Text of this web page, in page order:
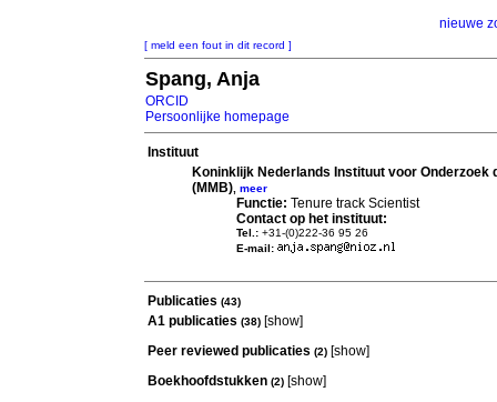
nieuwe
[ meld een fout in dit record ]
Spang, Anja
ORCID
Persoonlijke homepage
Instituut
Koninklijk Nederlands Instituut voor
(MMB) meer
Functie: Tenure track Scientist
Contact op het instituut:
Tel.: +31-(0)222-36 95 26
E-mail:
Publicaties (43)
A1 publicaties (38) [show]
Peer reviewed publicaties (2) [show]
Boekhoofdstukken (2) [show]